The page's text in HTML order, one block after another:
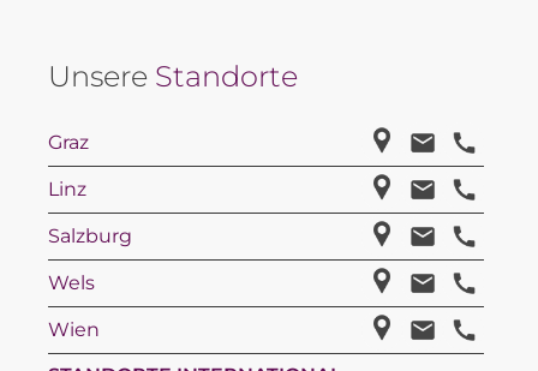
Unsere Standorte
Graz
Linz
Salzburg
Wels
Wien